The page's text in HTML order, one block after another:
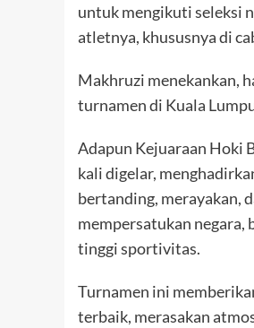
untuk mengikuti seleksi
atletnya, khususnya di
Makhruzi menekankan,
turnamen di Kuala
Adapun Kejuaraan Hoki
kali digelar,
bertanding, merayakan,
mempersatukan negara,
tinggi sportivitas.
Turnamen ini
terbaik, merasakan